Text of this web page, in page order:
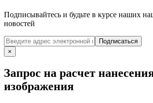
Подписывайтесь и будьте в курсе наших
новостей
Подписаться
×
Запрос на расчет
изображения